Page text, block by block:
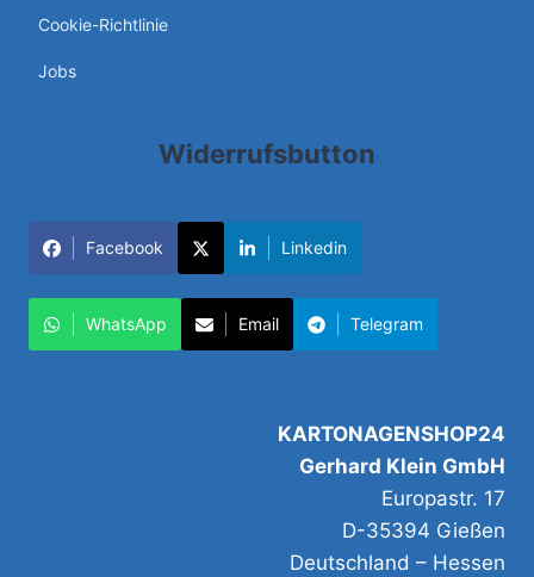
Cookie-Richtlinie
Jobs
Widerrufsbutton
Facebook Linkedin
WhatsApp Email Telegram
KARTONAGENSHOP24
Gerhard Klein GmbH
Europastr. 17
D-35394 Gießen
Deutschland – Hessen